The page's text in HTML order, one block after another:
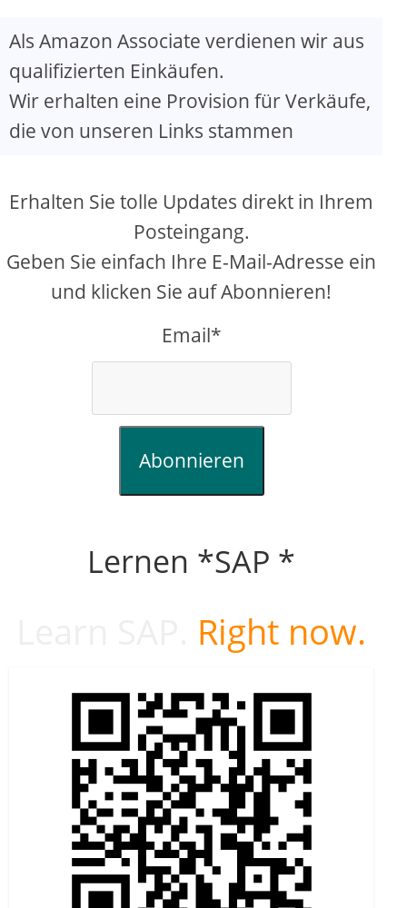
Als Amazon Associate verdienen wir aus
qualifizierten Einkäufen.
Wir erhalten eine Provision für Verkäufe,
die von unseren Links stammen
Erhalten Sie tolle Updates direkt in Ihrem
Posteingang.
Geben Sie einfach Ihre E-Mail-Adresse ein
und klicken Sie auf Abonnieren!
Email*
Abonnieren
Lernen *SAP *
Right now.